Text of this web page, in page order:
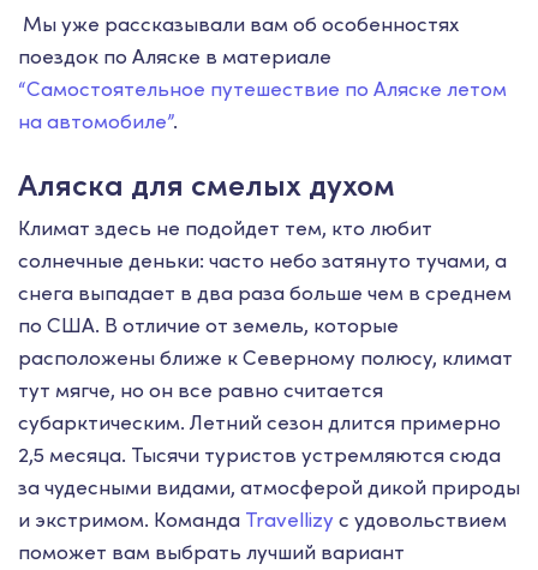
Мы уже рассказывали вам об особенностях
поездок по Аляске в материале
“Самостоятельное путешествие по Аляске летом
на автомобиле”.
Аляска для смелых духом
Климат здесь не подойдет тем, кто любит
солнечные деньки: часто небо затянуто тучами, а
снега выпадает в два раза больше чем в среднем
по США. В отличие от земель, которые
расположены ближе к Северному полюсу, климат
тут мягче, но он все равно считается
субарктическим. Летний сезон длится примерно
2,5 месяца. Тысячи туристов устремляются сюда
за чудесными видами, атмосферой дикой природы
и экстримом. Команда Travellizy с удовольствием
поможет вам выбрать лучший вариант